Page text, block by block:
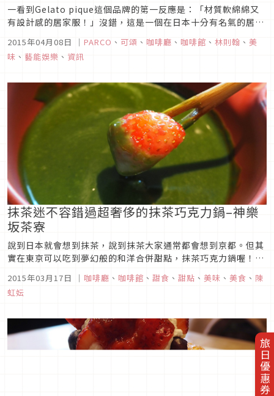
旅日優惠券
一看到Gelato pique這個品牌的第一反應是：「材質軟綿綿又
有設計感的居家服！」沒錯，這是一個在日本十分有名氣的居家
服品牌。但今天要介紹的不是他們家的衣服，而是算是副牌的
Gelato pique café唷！這家店是位在澀谷PARCO百貨中
Gelato pique專櫃的旁邊，是一個逛完他們家衣...
2015年04月08日 ｜ PARCO 、 可頌 、 咖啡廳 、 咖啡館 、 林則翰 、 美
味 、 藝能娛樂 、 資訊
抹茶迷不容錯過超奢侈的抹茶巧克力鍋–神樂
坂茶寮
說到日本就會想到抹茶，說到抹茶大家通常都會想到京都。但其
實在東京可以吃到夢幻般的和洋合併甜點，抹茶巧克力鍋喔！
「神樂坂茶寮」正如店名一樣本店位於東京有名的美食齊聚地－
神樂坂的巷弄中，木造建築更顯日式風情。神樂坂茶寮的餐點主
要都是圍繞著「茶」，除了抹茶蛋糕、抹茶紅豆塔、抹茶拿
2015年03月17日 ｜ 咖啡廳 、 咖啡館 、 甜食 、 甜點 、 美味 、 美食 、 陳
虹妘